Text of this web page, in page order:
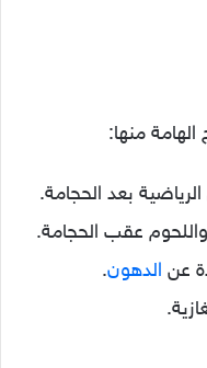
منها:
الرياضية بعد الحجامة.
عقب الحجامة.
عن الدهون.